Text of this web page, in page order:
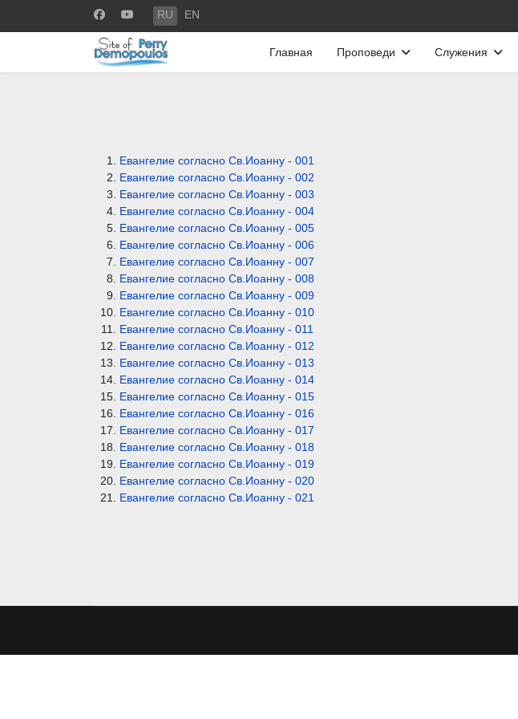
Выберите язык
RU EN
Главная Проповеди Служения
Евангелие согласно Св.Иоанну - 001
Евангелие согласно Св.Иоанну - 002
Евангелие согласно Св.Иоанну - 003
Евангелие согласно Св.Иоанну - 004
Евангелие согласно Св.Иоанну - 005
Евангелие согласно Св.Иоанну - 006
Евангелие согласно Св.Иоанну - 007
Евангелие согласно Св.Иоанну - 008
Евангелие согласно Св.Иоанну - 009
Евангелие согласно Св.Иоанну - 010
Евангелие согласно Св.Иоанну - 011
Евангелие согласно Св.Иоанну - 012
Евангелие согласно Св.Иоанну - 013
Евангелие согласно Св.Иоанну - 014
Евангелие согласно Св.Иоанну - 015
Евангелие согласно Св.Иоанну - 016
Евангелие согласно Св.Иоанну - 017
Евангелие согласно Св.Иоанну - 018
Евангелие согласно Св.Иоанну - 019
Евангелие согласно Св.Иоанну - 020
Евангелие согласно Св.Иоанну - 021